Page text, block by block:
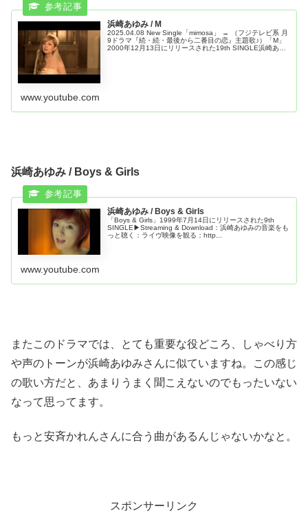
浜崎あゆみ / M
2025.04.08 New Single「mimosa」 → （フジテレビ系 月
9ドラマ『続・続・最後から二番目の恋』主題歌♪）「M」
2000年12月13日にリリースされた19th SINGLE浜崎あゆ
www.youtube.com
浜崎あゆみ / Boys & Girls
浜崎あゆみ / Boys & Girls
「Boys & Girls」1999年7月14日にリリースされた9th
SINGLE▶︎Streaming & Download：浜崎あゆみの音楽をも
っと聴く：ライヴ映像を観る：http...
www.youtube.com
またこのドラマでは、とても重要な役どころ、しゃべり方
や声のトーンが浜崎あゆみさんに似ていますね。この感じ
の歌い方だと、あまりうまく聞こえないのでもったいない
なって思ってます。
もっと安斉かれんさんに合う曲があるんじゃないかなと。
スポンサーリンク